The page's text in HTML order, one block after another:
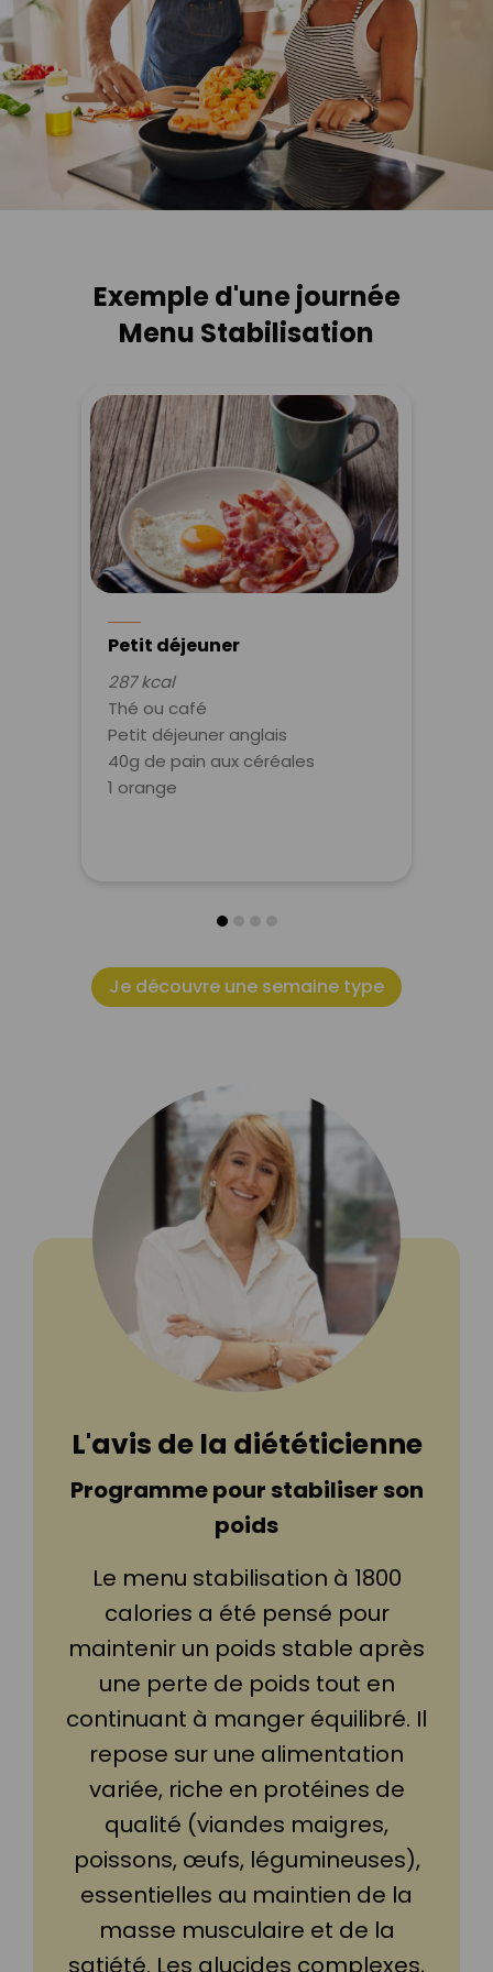
Exemple d'une journée
Menu Stabilisation
Petit déjeuner
287 kcal
Thé ou café
Petit déjeuner anglais
40g de pain aux céréales
1 orange
Je découvre une semaine type
L'avis de la diététicienne
Programme pour stabiliser son
poids
Le menu stabilisation à 1800
calories a été pensé pour
maintenir un poids stable après
une perte de poids tout en
continuant à manger équilibré. Il
repose sur une alimentation
variée, riche en protéines de
qualité (viandes maigres,
poissons, œufs, légumineuses),
essentielles au maintien de la
masse musculaire et de la
satiété. Les glucides complexes,